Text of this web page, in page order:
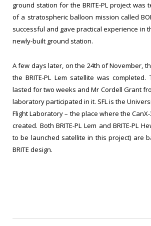
ground station for the BRITE-PL project was
of a stratospheric balloon mission called
successful and gave practical experience in
newly-built ground station.
A few days later, on the 24th of November,
the BRITE-PL Lem satellite was
lasted for two weeks and Mr Cordell Grant
laboratory participated in it. SFL is the
Flight Laboratory – the place where the CanX-
created. Both BRITE-PL Lem and BRITE-PL
to be launched satellite in this project) are
BRITE design.